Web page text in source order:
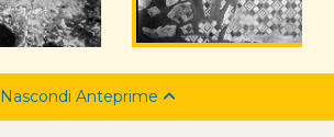
Nascondi Anteprime